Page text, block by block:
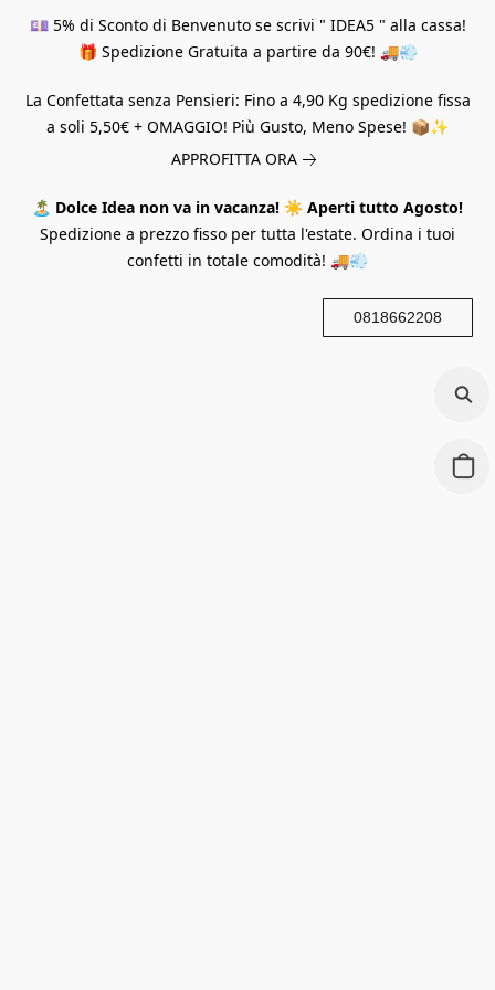
💷 5% di Sconto di Benvenuto se scrivi " IDEA5 " alla cassa!
🎁 Spedizione Gratuita a partire da 90€! 🚚💨
La Confettata senza Pensieri: Fino a 4,90 Kg spedizione fissa
a soli 5,50€ + OMAGGIO! Più Gusto, Meno Spese! 📦✨
APPROFITTA ORA
🏝️ Dolce Idea non va in vacanza! ☀️ Aperti tutto Agosto!
Spedizione a prezzo fisso per tutta l'estate. Ordina i tuoi
confetti in totale comodità! 🚚💨
0818662208